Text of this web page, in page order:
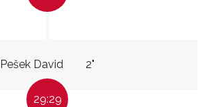
Pešek David 2"
29:29